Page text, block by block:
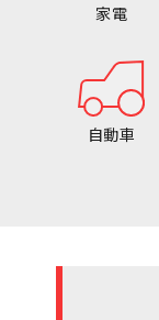
家電
自動車